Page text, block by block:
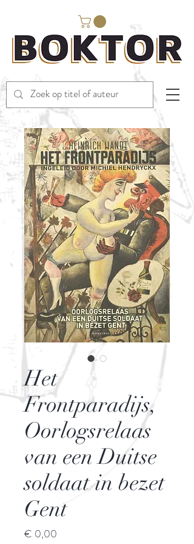
Het
Frontparadijs,
Oorlogsrelaas
van een Duitse
soldaat in bezet
Gent
€ 0,00